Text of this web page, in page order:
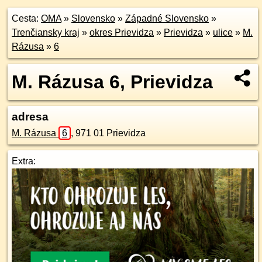
Cesta: OMA» Slovensko » Západné Slovensko »
Trenčiansky kraj » okres Prievidza » Prievidza » ulice » M.
Rázusa » 6
M. Rázusa 6, Prievidza
adresa
M. Rázusa 6 , 971 01 Prievidza
Extra: